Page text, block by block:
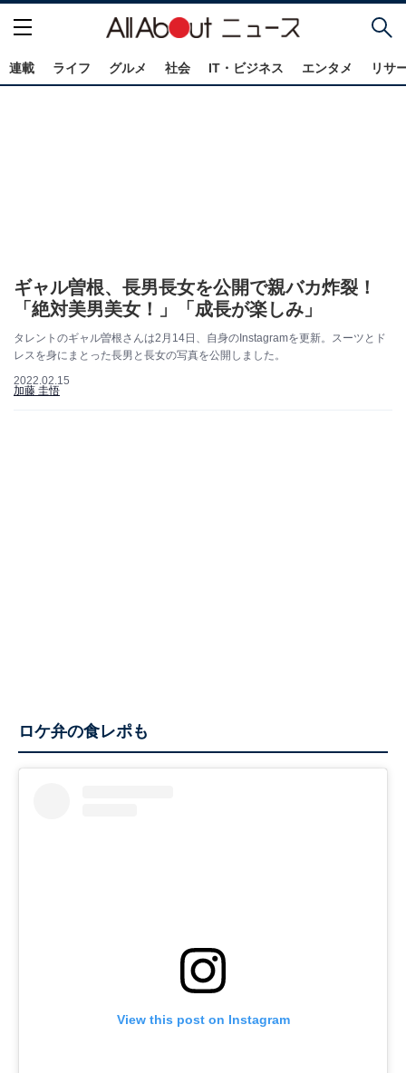
連載 ライフ グルメ 社会 IT・ビジネス エンタメ リサ
ギャル曽根、長男長女を公開で親バカ炸裂！
「絶対美男美女！」「成長が楽しみ」
タレントのギャル曽根さんは2月14日、自身のInstagramを更新。スーツとド
レスを身にまとった長男と長女の写真を公開しました。
2022.02.15
加藤 圭悟
ロケ弁の食レポも
View this post on Instagram